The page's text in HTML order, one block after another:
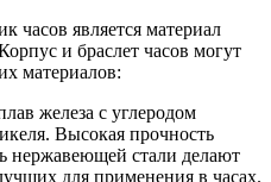
часов является материал
и браслет часов могут
материалов:
железа с углеродом
Высокая прочность
нержавеющей стали делают
для применения в часах.